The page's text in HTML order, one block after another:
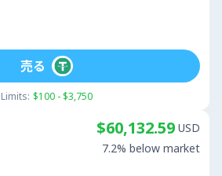
Limits: $100 - $3,750
売る
$60,132.59 USD
7.2% below market